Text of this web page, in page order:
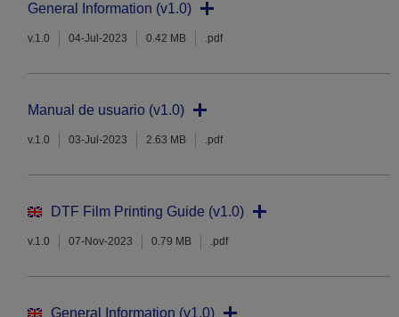
General Information (v1.0)
v.1.0 04-Jul-2023 0.42 MB .pdf
Manual de usuario (v1.0)
v.1.0 03-Jul-2023 2.63 MB .pdf
DTF Film Printing Guide (v1.0)
v.1.0 07-Nov-2023 0.79 MB .pdf
General Information (v1.0)